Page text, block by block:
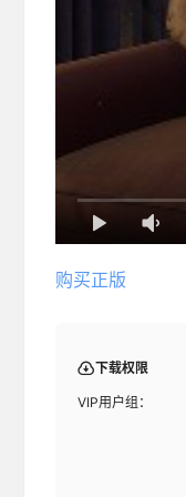
购买正版
下载权限
VIP用户组：